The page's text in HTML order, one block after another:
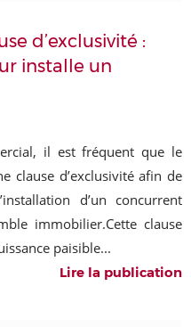
d’exclusivité :
installe un
il est fréquent que le
clause d’exclusivité afin de
d’un concurrent
immobilier.Cette clause
paisible...
Lire la publication